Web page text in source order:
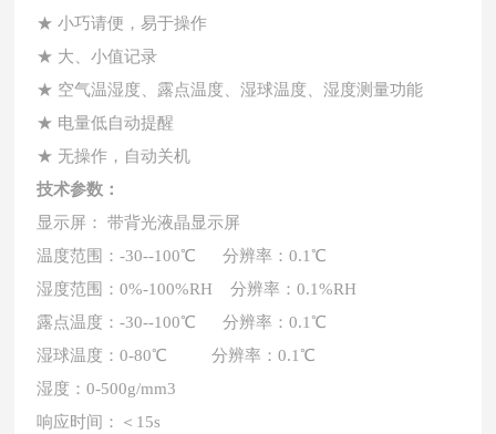
★ 小巧请便，易于操作
★ 大、小值记录
★ 空气温湿度、露点温度、湿球温度、湿度测量功能
★ 电量低自动提醒
★ 无操作，自动关机
技术参数：
显示屏： 带背光液晶显示屏
温度范围：-30--100℃ 分辨率：0.1℃
湿度范围：0%-100%RH 分辨率：0.1%RH
露点温度：-30--100℃ 分辨率：0.1℃
湿球温度：0-80℃ 分辨率：0.1℃
湿度：0-500g/mm3
响应时间：＜15s